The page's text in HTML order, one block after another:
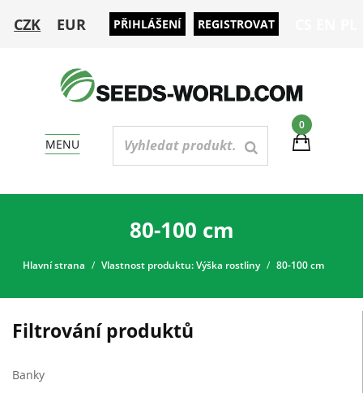
CZK EUR PŘIHLÁŠENÍ REGISTROVAT
0
MENU
80-100 сm
Hlavní strana Vlastnost produktu: Výška rostliny 80-100 сm
Filtrování produktů
Banky